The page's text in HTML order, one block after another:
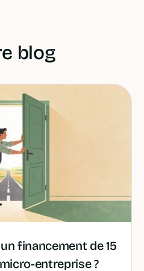
blog
financement de 15
entreprise ?